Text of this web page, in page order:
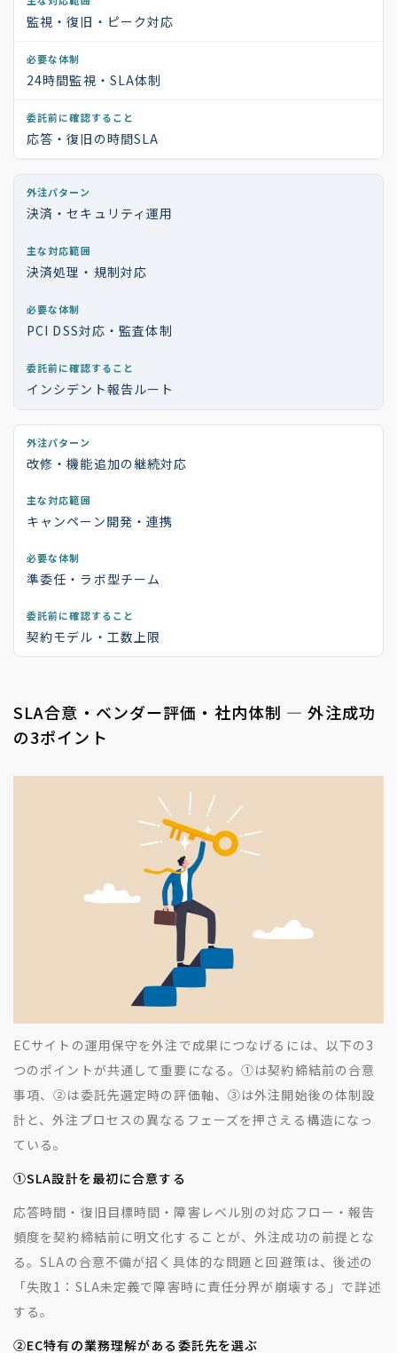
監視・復旧・ピーク対応
24時間監視・SLA体制
応答・復旧の時間SLA
決済・セキュリティ運用
決済処理・規制対応
PCI DSS対応・監査体制
インシデント報告ルート
改修・機能追加の継続対応
キャンペーン開発・連携
準委任・ラボ型チーム
契約モデル・工数上限
SLA合意・ベンダー評価・社内体制 — 外注成功
の3ポイント
ECサイトの運用保守を外注で成果につなげるには、以下の3
つのポイントが共通して重要になる。①は契約締結前の合意
事項、②は委託先選定時の評価軸、③は外注開始後の体制設
計と、外注プロセスの異なるフェーズを押さえる構造になっ
ている。
①SLA設計を最初に合意する
応答時間・復旧目標時間・障害レベル別の対応フロー・報告
頻度を契約締結前に明文化することが、外注成功の前提とな
る。SLAの合意不備が招く具体的な問題と回避策は、後述の
「失敗1：SLA未定義で障害時に責任分界が崩壊する」で詳述
する。
②EC特有の業務理解がある委託先を選ぶ